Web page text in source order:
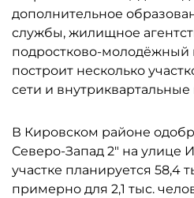
дополнительное
службы, жилищное
подростково-молодёжный
построит несколько
сети и
В Кировском районе
Северо-Запад 2" на улице
участке планируется 58,4
примерно для 2,1 тыс.